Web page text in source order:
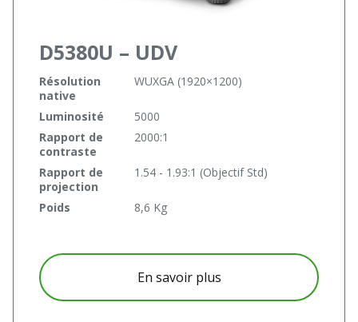
D5380U – UDV
Résolution
native
WUXGA (1920×1200)
Luminosité
5000
Rapport de
contraste
2000:1
Rapport de
projection
1.54 - 1.93:1 (Objectif Std)
Poids 8,6 Kg
En savoir plusà propos D5380U –